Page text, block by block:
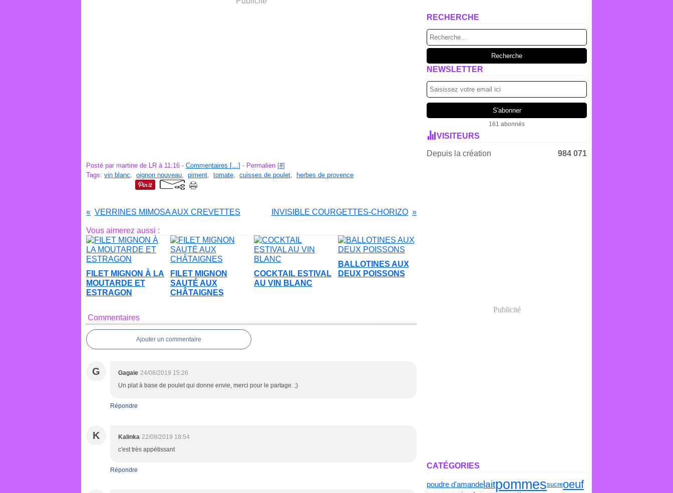
Posté par martine de LR à 11:16 - Commentaires […] - Permalien [#]
Tags: vin blanc, oignon nouveau, piment, tomate, cuisses de poulet, herbes de provence
VERRINES MIMOSA AUX CREVETTES INVISIBLE COURGETTES-CHORIZO
Vous aimerez aussi :
FILET MIGNON À LA
MOUTARDE ET
ESTRAGON
FILET MIGNON
SAUTÉ AUX
CHÂTAIGNES
COCKTAIL ESTIVAL
AU VIN BLANC
BALLOTINES AUX
DEUX POISSONS
Commentaires
Ajouter un commentaire
G Gagaie 24/08/2019 15:26
Un plat à base de poulet qui donne envie, merci pour le partage. ;)
Répondre
K Kalinka 22/08/2019 18:54
c'est très appétissant
Répondre
RECHERCHE
NEWSLETTER
161 abonnés
VISITEURS
Depuis la création 984 071
Publicité
CATÉGORIES
poudre d'amande laitpommessucreoeuf